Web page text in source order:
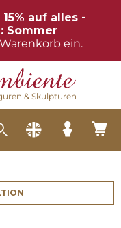
auf alles -
Sommer
ein.
& Skulpturen